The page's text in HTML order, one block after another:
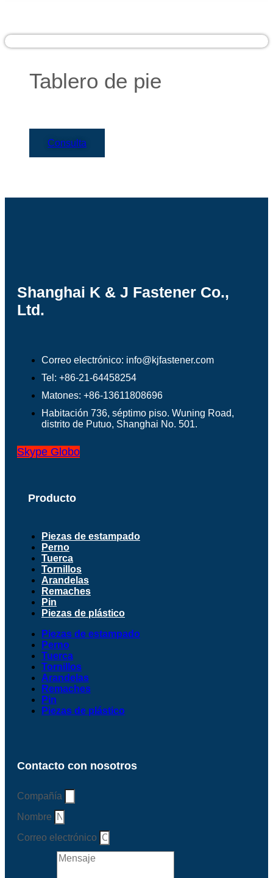
Tablero de pie
Consulta
Shanghai K & J Fastener Co.,
Ltd.
Correo electrónico: info@kjfastener.com
Tel: +86-21-64458254
Matones: +86-13611808696
Habitación 736, séptimo piso. Wuning Road,
distrito de Putuo, Shanghai No. 501.
Skype Globo
Producto
Piezas de estampado
Perno
Tuerca
Tornillos
Arandelas
Remaches
Pin
Piezas de plástico
Piezas de estampado
Perno
Tuerca
Tornillos
Arandelas
Remaches
Pin
Piezas de plástico
Contacto con nosotros
Compañía
Nombre
Correo electrónico